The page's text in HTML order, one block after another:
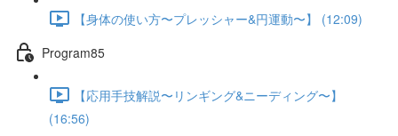
【身体の使い方〜プレッシャー&円運動〜】 (12:09)
Program85
【応用手技解説〜リンギング&ニーディング〜】
(16:56)